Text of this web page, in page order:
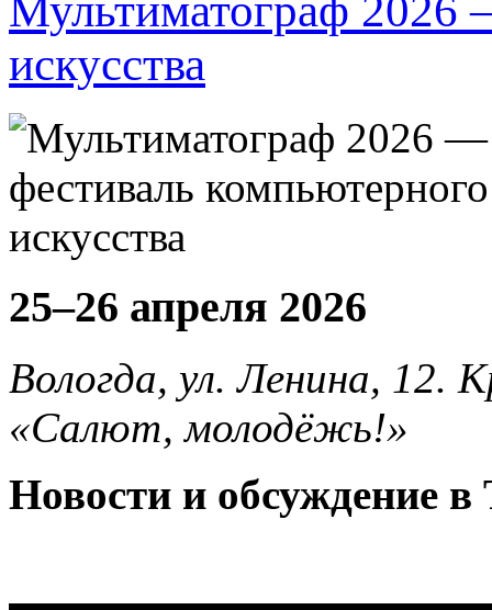
искусства
25–26 апреля 2026
Вологда, ул. Ленина, 12.
«Салют, молодёжь!»
Новости и обсуждение